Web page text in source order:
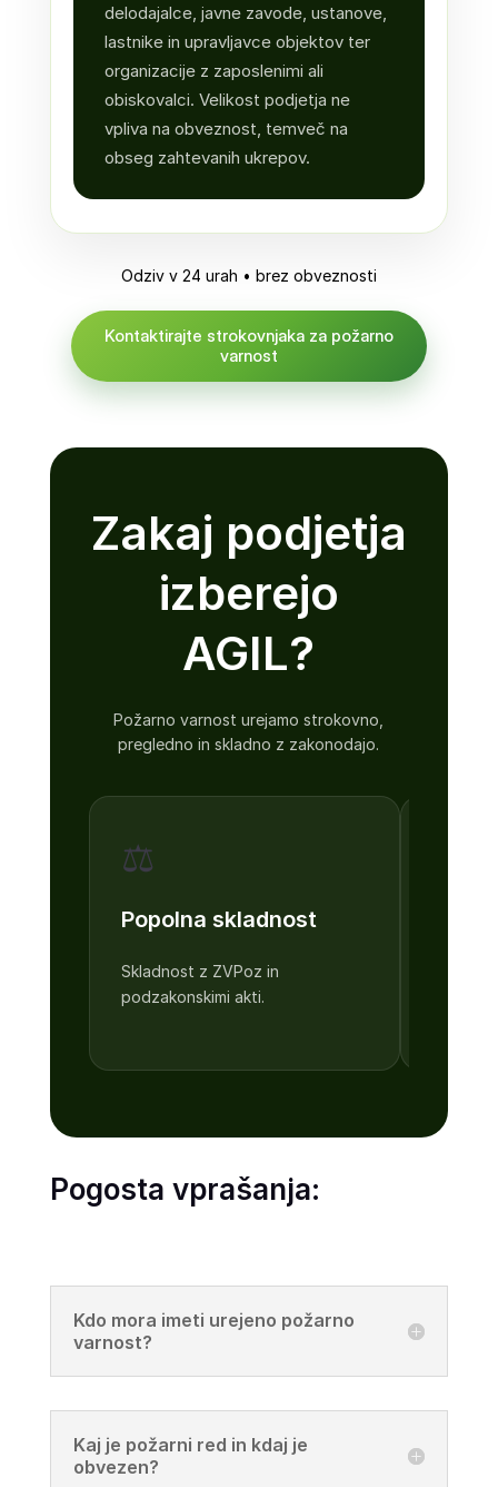
delodajalce, javne zavode, ustanove,
lastnike in upravljavce objektov ter
organizacije z zaposlenimi ali
obiskovalci. Velikost podjetja ne
vpliva na obveznost, temveč na
obseg zahtevanih ukrepov.
Odziv v 24 urah • brez obveznosti
Kontaktirajte strokovnjaka za požarno
varnost
Zakaj podjetja
izberejo
AGIL?
Požarno varnost urejamo strokovno,
pregledno in skladno z zakonodajo.
⚖️
Popolna skladnost
Skladnost z ZVPoz in
podzakonskimi akti.
Pogosta vprašanja:
Kdo mora imeti urejeno požarno
varnost?
Kaj je požarni red in kdaj je
obvezen?